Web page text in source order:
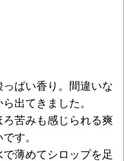
ぱい香り。間違いな
出てきました。
苦みも感じられる爽
す。
薄めてシロップを足